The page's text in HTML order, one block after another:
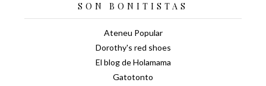
SON BONITISTAS
Ateneu Popular
Dorothy's red shoes
El blog de Holamama
Gatotonto